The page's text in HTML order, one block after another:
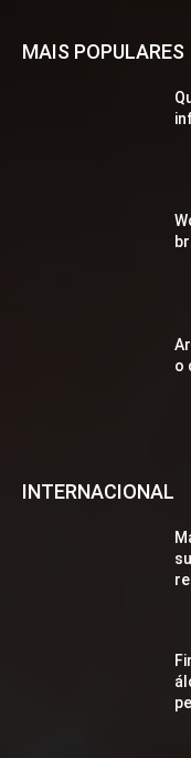
MAIS POPULARES
o
INTERNACIONAL